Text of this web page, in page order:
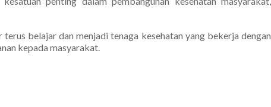
terus belajar dan menjadi tenaga kesehatan yang bekerja dengan
kepada masyarakat.